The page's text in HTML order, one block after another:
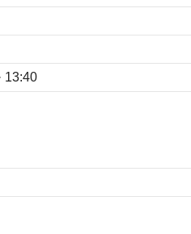
13:40